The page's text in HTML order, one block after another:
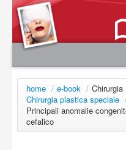
Home
Autori
e-book
home / e-book /
Chirurgia plastica speciale
Principali anomalie
cefalico